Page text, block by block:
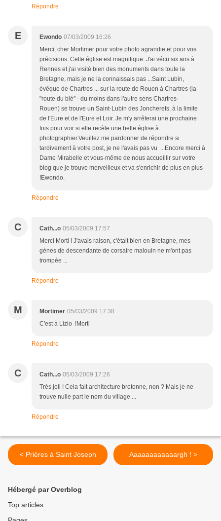
Répondre
E Ewondo 07/03/2009 16:26
Merci, cher Mortimer pour votre photo agrandie et pour vos
précisions. Cette église est magnifique. J'ai vécu six ans à
Rennes et j'ai visité bien des monuments dans toute la
Bretagne, mais je ne la connaissais pas ...Saint Lubin,
évêque de Chartres ... sur la route de Rouen à Chartres (la
"route du blé" - du moins dans l'autre sens Chartres-
Rouen) se trouve un Saint-Lubin des Joncherets, à la limite
de l'Eure et de l'Eure et Loir. Je m'y arrêterai une prochaine
fois pour voir si elle recèle une belle église à
photographier.Veuillez me pardonner de répondre si
tardivement à votre post, je ne l'avais pas vu ...Encore merci à
Dame Mirabelle et vous-même de nous accueillir sur votre
blog que je trouve merveilleux et va s'enrichir de plus en plus
!Ewondo.
Répondre
C Cath...o 05/03/2009 17:57
Merci Morti ! J'avais raison, c'était bien en Bretagne, mes
gènes de descendante de corsaire malouin ne m'ont pas
trompée ...
Répondre
M Mortimer 05/03/2009 17:38
C'est à Lizio !Morti
Répondre
C Cath...o 05/03/2009 17:26
Très joli ! Cela fait architecture bretonne, non ? Mais je ne
trouve nulle part le nom du village ...
Répondre
< Prières à Saint Joseph Aaaaaaaaaaaargh ! >
Hébergé par Overblog
Top articles